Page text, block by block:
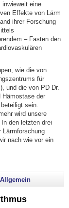
eine
Effekte von Lärm
ihrer Forschung
– Fasten den
wie die von
für
und die von PD Dr.
Hämostase der
sein.
wird unsere
den letzten drei
Lärmforschung
nach wie vor ein
Allgemein